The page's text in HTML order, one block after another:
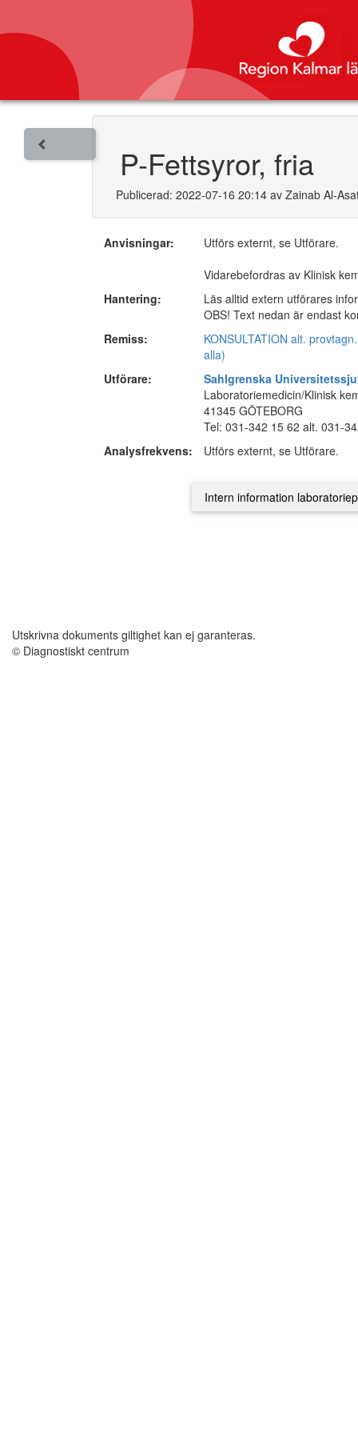
P-Fettsyror, fria
Publicerad: 2022-07-16 20:14 av Zainab Al-
Anvisningar:
Utförs externt, se Utförare.
Vidarebefordras av Klinisk
Hantering:
Läs alltid extern utförares
OBS! Text nedan är endast
Remiss:
KONSULTATION alt.
alla)
Utförare:
Sahlgrenska
Laboratoriemedicin/Klinisk
41345 GÖTEBORG
Tel: 031-342 15 62 alt. 031-
Analysfrekvens:
Utförs externt, se Utförare.
Utskrivna dokuments giltighet kan ej garanteras.
© Diagnostiskt centrum